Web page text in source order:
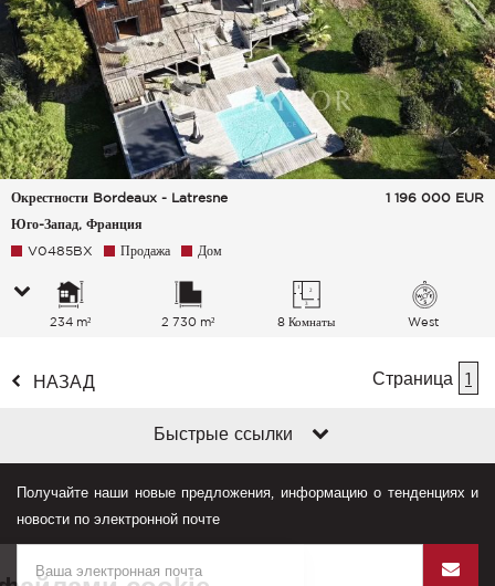
Окрестности Bordeaux - Latresne
Юго-Запад, Франция
1 196 000 EUR
V0485BX Продажа Дом
234 m² 2 730 m² 8 Комнаты West
НАЗАД Страница 1
Быстрые ссылки
Получайте наши новые предложения, информацию о тенденциях и
новости по электронной почте